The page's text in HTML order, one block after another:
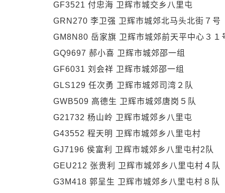
GF3521 付忠海 卫辉市城交乡八里屯
GRN270 李卫强 卫辉市城郊北马头北街７号
GM8N80 岳家旗 卫辉市城郊前天平中心３１
GQ9697 郝小喜 卫辉市城郊邵一组
GF6031 刘会祥 卫辉市城郊邵一组
GLS129 任次勇 卫辉市城郊司湾２队
GWB509 高德生 卫辉市城郊唐岗５队
G21732 杨山岭 卫辉市城郊乡八里屯
G43552 程天明 卫辉市城郊乡八里屯村
GJ7196 侯富利 卫辉市城郊乡八里屯村2队
GEU212 张贵利 卫辉市城郊乡八里屯村４队
G3M418 郭呈生 卫辉市城郊乡八里屯村８队